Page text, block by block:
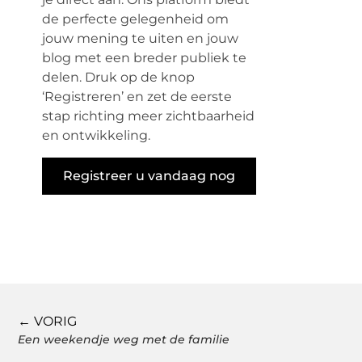
de perfecte gelegenheid om
jouw mening te uiten en jouw
blog met een breder publiek te
delen. Druk op de knop
‘Registreren’ en zet de eerste
stap richting meer zichtbaarheid
en ontwikkeling.
Registreer u vandaag nog
← VORIG
Een weekendje weg met de familie